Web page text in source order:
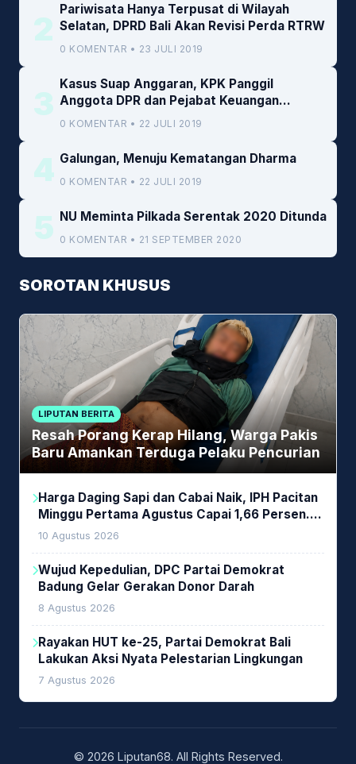
2
Pariwisata Hanya Terpusat di Wilayah
Selatan, DPRD Bali Akan Revisi Perda RTRW
0 KOMENTAR • 23 JULI 2019
3
Kasus Suap Anggaran, KPK Panggil
Anggota DPR dan Pejabat Keuangan
Kemenkeu
0 KOMENTAR • 22 JULI 2019
4 Galungan, Menuju Kematangan Dharma
0 KOMENTAR • 22 JULI 2019
5 NU Meminta Pilkada Serentak 2020 Ditunda
0 KOMENTAR • 21 SEPTEMBER 2020
SOROTAN KHUSUS
LIPUTAN BERITA
Resah Porang Kerap Hilang, Warga Pakis
Baru Amankan Terduga Pelaku Pencurian
Harga Daging Sapi dan Cabai Naik, IPH Pacitan
Minggu Pertama Agustus Capai 1,66 Persen.
Ini Penjelasan Kabag Ayub
10 Agustus 2026
Wujud Kepedulian, DPC Partai Demokrat
Badung Gelar Gerakan Donor Darah
8 Agustus 2026
Rayakan HUT ke-25, Partai Demokrat Bali
Lakukan Aksi Nyata Pelestarian Lingkungan
7 Agustus 2026
© 2026 Liputan68. All Rights Reserved.